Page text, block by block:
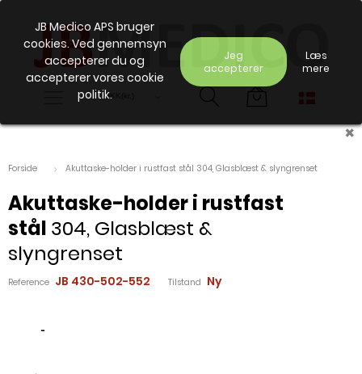
JB Medico APS bruger
cookies. Ved gennemsyn
accepterer du og
accepterer vores cookie
politik.
Jeg
accepterer
Læs
mere
×
Forside Akuttaske-holder i rustfast stål 304, Glasblæst & slyngrenset
Akuttaske-holder i rustfast
stål 304, Glasblæst &
slyngrenset
Reference JB 430-502-552 Tilstand Ny
-